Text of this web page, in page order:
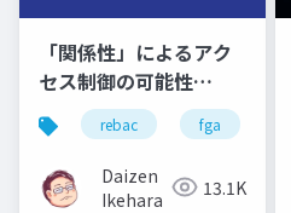
「関係性」によるアク
セス制御の可能性
Relationship-Based
Access Controlとは？
rebac fga
Daizen
Ikehara
13.1K